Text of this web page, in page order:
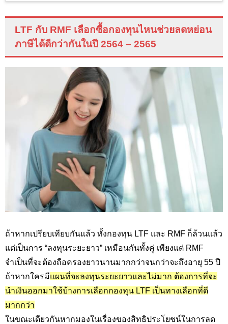
LTF กับ RMF เลือกซื้อกองทุนไหนช่วยลดหย่อน
ภาษีได้ดีกว่ากันในปี 2564 – 2565
ถ้าหากเปรียบเทียบกันแล้ว ทั้งกองทุน LTF และ RMF ก็ล้วนแล้ว
แต่เป็นการ “ลงทุนระยะยาว” เหมือนกันทั้งคู่ เพียงแต่ RMF
จำเป็นที่จะต้องถือครองยาวนานมากกว่าจนกว่าจะถึงอายุ 55 ปี
ถ้าหากใครมีแผนที่จะลงทุนระยะยาวและไม่มาก ต้องการที่จะ
นำเงินออกมาใช้บ้างการเลือกกองทุน
LTF เป็นทางเลือกที่ดี
มากกว่า
ในขณะเดียวกันหากมองในเรื่องของสิทธิประโยชน์ในการลด